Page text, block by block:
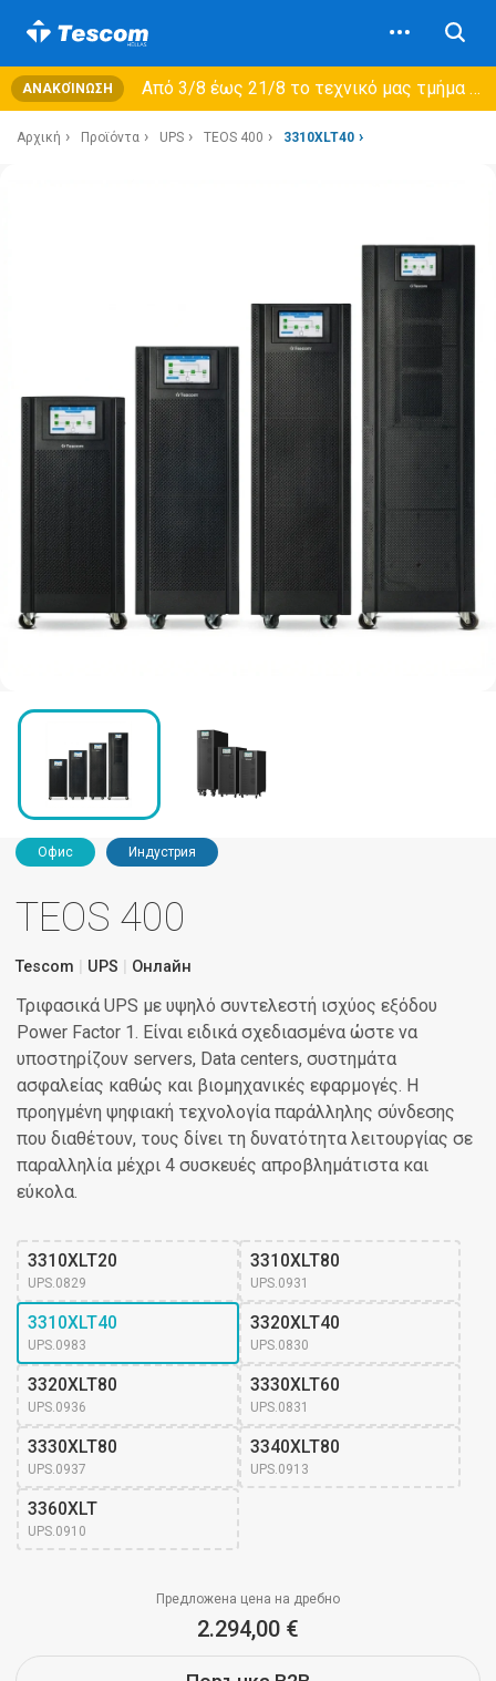
ΑΝΑΚΟΊΝΩΣΗ Από 3/8 έως 21/8 τo τεχνικό μας τμήμα θα εξυπηρετεί μόνο συμβόλαια συντήρησης και όχι νέες παραλαβές →
Αρχική Προϊόντα UPS TEOS 400 3310XLT40
Офис Индустрия
TEOS 400
Tescom UPS Онлайн
Τριφασικά UPS με υψηλό συντελεστή ισχύος εξόδου
Power Factor 1. Είναι ειδικά σχεδιασμένα ώστε να
υποστηρίζουν servers, Data centers, συστημάτα
ασφαλείας καθώς και βιομηχανικές εφαρμογές. Η
προηγμένη ψηφιακή τεχνολογία παράλληλης σύνδεσης
που διαθέτουν, τους δίνει τη δυνατότητα λειτουργίας σε
παραλληλία μέχρι 4 συσκευές απροβλημάτιστα και
εύκολα.
3310XLT20
UPS.0829
3310XLT80
UPS.0931
3310XLT40
UPS.0983
3320XLT40
UPS.0830
3320XLT80
UPS.0936
3330XLT60
UPS.0831
3330XLT80
UPS.0937
3340XLT80
UPS.0913
3360XLT
UPS.0910
Предложена цена на дребно
2.294,00 €